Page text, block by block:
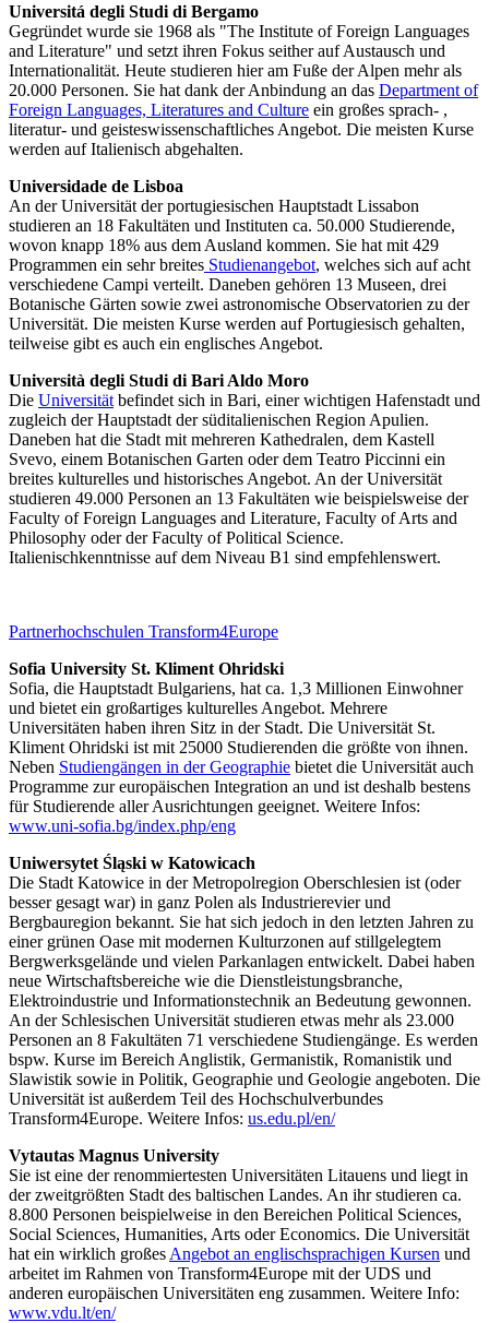
Universitá degli Studi di Bergamo
Gegründet wurde sie 1968 als "The Institute of Foreign Languages
and Literature" und setzt ihren Fokus seither auf Austausch und
Internationalität. Heute studieren hier am Fuße der Alpen mehr als
20.000 Personen. Sie hat dank der Anbindung an das Department of
Foreign Languages, Literatures and Culture ein großes sprach- ,
literatur- und geisteswissenschaftliches Angebot. Die meisten Kurse
werden auf Italienisch abgehalten.
Universidade de Lisboa
An der Universität der portugiesischen Hauptstadt Lissabon
studieren an 18 Fakultäten und Instituten ca. 50.000 Studierende,
wovon knapp 18% aus dem Ausland kommen. Sie hat mit 429
Programmen ein sehr breites Studienangebot, welches sich auf acht
verschiedene Campi verteilt. Daneben gehören 13 Museen, drei
Botanische Gärten sowie zwei astronomische Observatorien zu der
Universität. Die meisten Kurse werden auf Portugiesisch gehalten,
teilweise gibt es auch ein englisches Angebot.
Università degli Studi di Bari Aldo Moro
Die Universität befindet sich in Bari, einer wichtigen Hafenstadt und
zugleich der Hauptstadt der süditalienischen Region Apulien.
Daneben hat die Stadt mit mehreren Kathedralen, dem Kastell
Svevo, einem Botanischen Garten oder dem Teatro Piccinni ein
breites kulturelles und historisches Angebot. An der Universität
studieren 49.000 Personen an 13 Fakultäten wie beispielsweise der
Faculty of Foreign Languages and Literature, Faculty of Arts and
Philosophy oder der Faculty of Political Science.
Italienischkenntnisse auf dem Niveau B1 sind empfehlenswert.
Partnerhochschulen Transform4Europe
Sofia University St. Kliment Ohridski
Sofia, die Hauptstadt Bulgariens, hat ca. 1,3 Millionen Einwohner
und bietet ein großartiges kulturelles Angebot. Mehrere
Universitäten haben ihren Sitz in der Stadt. Die Universität St.
Kliment Ohridski ist mit 25000 Studierenden die größte von ihnen.
Neben Studiengängen in der Geographie bietet die Universität auch
Programme zur europäischen Integration an und ist deshalb bestens
für Studierende aller Ausrichtungen geeignet. Weitere Infos:
www.uni-sofia.bg/index.php/eng
Uniwersytet Śląski w Katowicach
Die Stadt Katowice in der Metropolregion Oberschlesien ist (oder
besser gesagt war) in ganz Polen als Industrierevier und
Bergbauregion bekannt. Sie hat sich jedoch in den letzten Jahren zu
einer grünen Oase mit modernen Kulturzonen auf stillgelegtem
Bergwerksgelände und vielen Parkanlagen entwickelt. Dabei haben
neue Wirtschaftsbereiche wie die Dienstleistungsbranche,
Elektroindustrie und Informationstechnik an Bedeutung gewonnen.
An der Schlesischen Universität studieren etwas mehr als 23.000
Personen an 8 Fakultäten 71 verschiedene Studiengänge. Es werden
bspw. Kurse im Bereich Anglistik, Germanistik, Romanistik und
Slawistik sowie in Politik, Geographie und Geologie angeboten. Die
Universität ist außerdem Teil des Hochschulverbundes
Transform4Europe. Weitere Infos: us.edu.pl/en/
Vytautas Magnus University
Sie ist eine der renommiertesten Universitäten Litauens und liegt in
der zweitgrößten Stadt des baltischen Landes. An ihr studieren ca.
8.800 Personen beispielweise in den Bereichen Political Sciences,
Social Sciences, Humanities, Arts oder Economics. Die Universität
hat ein wirklich großes Angebot an englischsprachigen Kursen und
arbeitet im Rahmen von Transform4Europe mit der UDS und
anderen europäischen Universitäten eng zusammen. Weitere Info:
www.vdu.lt/en/